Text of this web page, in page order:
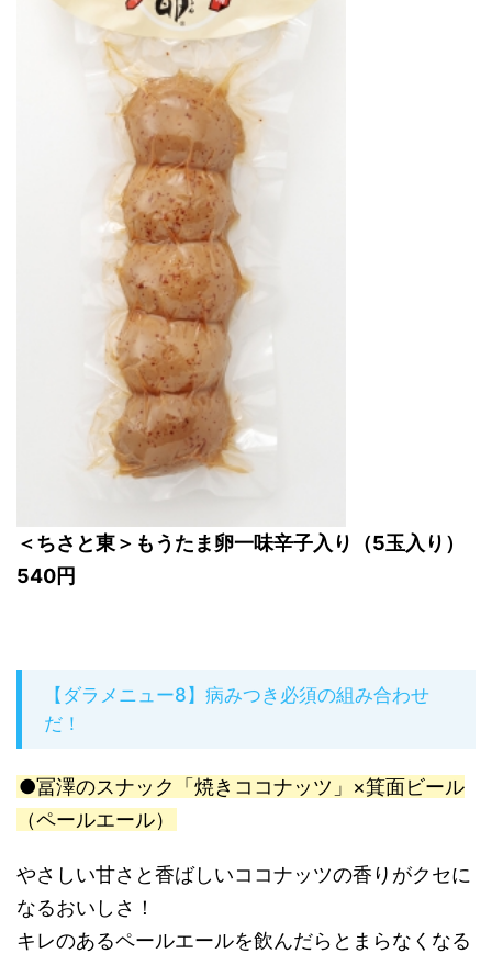
＜ちさと東＞もうたま卵一味辛子入り（5玉入り）
540円
【ダラメニュー8】病みつき必須の組み合わせ
だ！
●冨澤のスナック「焼きココナッツ」×箕面ビール
（ペールエール）
やさしい甘さと香ばしいココナッツの香りがクセに
なるおいしさ！
キレのあるペールエールを飲んだらとまらなくなる